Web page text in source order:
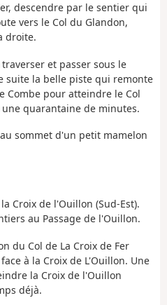
descendre par le sentier qui
vers le Col du Glandon,
droite.
et passer sous le
suite la belle piste qui remonte
Combe pour atteindre le Col
quarantaine de minutes.
sommet d'un petit mamelon
Croix de l'Ouillon (Sud-Est).
au Passage de l'Ouillon.
du Col de La Croix de Fer
à la Croix de L'Ouillon. Une
la Croix de l'Ouillon
déjà.